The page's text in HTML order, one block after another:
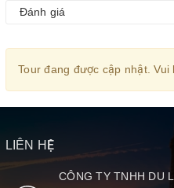
Đánh giá
Tour đang được cập nhật. Vui
LIÊN HỆ
CÔNG TY TNHH DU